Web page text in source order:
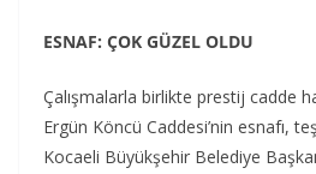
ESNAF: ÇOK GÜZEL OLDU
Çalışmalarla birlikte prestij cadde
Ergün Köncü Caddesi’nin esnafı,
Kocaeli Büyükşehir Belediye